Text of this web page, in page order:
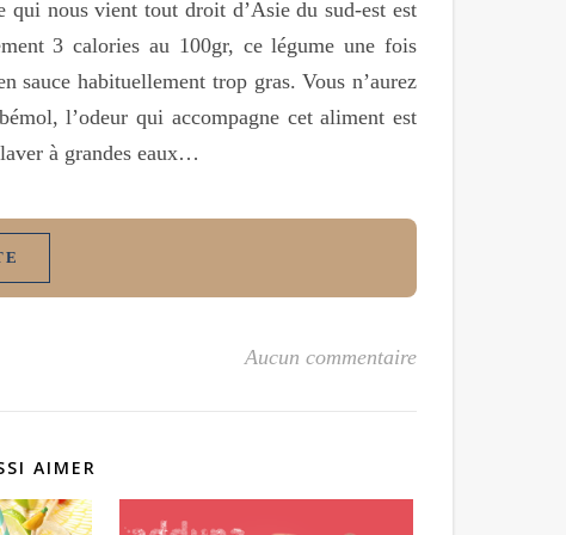
qui nous vient tout droit d’Asie du sud-est est
3 calories au 100gr, ce légume une fois
sauce habituellement trop gras. Vous n’aurez
l’odeur qui accompagne cet aliment est
à grandes eaux…
Aucun commentaire
AIMER